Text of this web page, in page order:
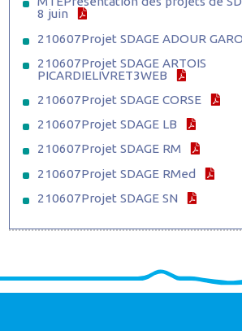
8 juin
210607Projet SDAGE ADOUR
210607Projet SDAGE ARTOIS
PICARDIELIVRET3WEB
210607Projet SDAGE CORSE
210607Projet SDAGE LB
210607Projet SDAGE RM
210607Projet SDAGE RMed
210607Projet SDAGE SN